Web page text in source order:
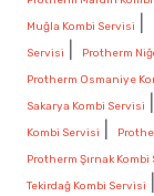
Muğla Kombi Servisi
Servisi
Protherm
Protherm Osmaniye
Sakarya Kombi Servisi
Kombi Servisi
Protherm Şırnak Kombi
Tekirdağ Kombi Servisi